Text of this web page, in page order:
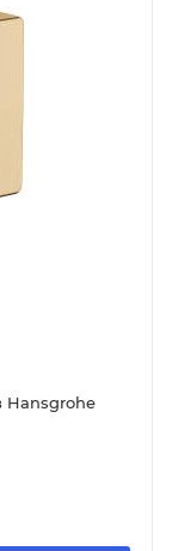
Hansgrohe